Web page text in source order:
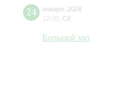
24 января 2026
12:00 Сб
Большой зал